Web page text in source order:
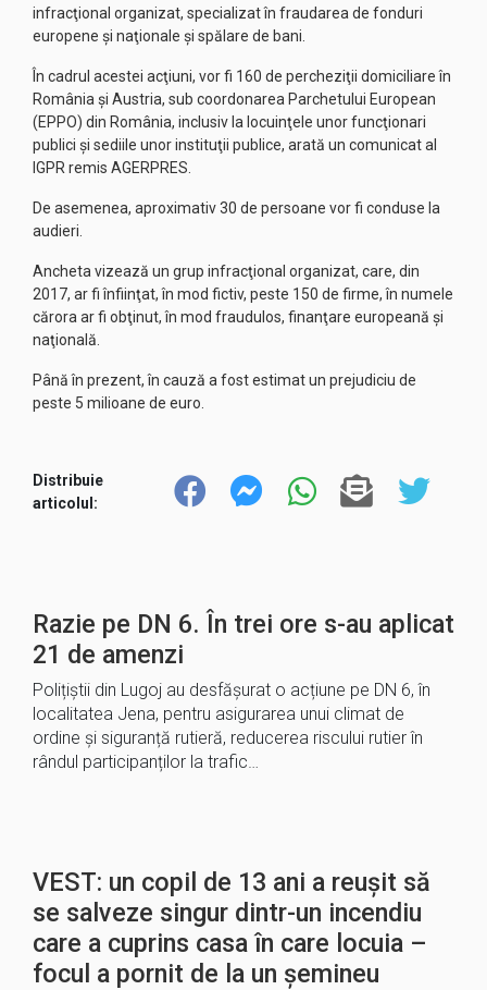
infracţional organizat, specializat în fraudarea de fonduri
europene şi naţionale şi spălare de bani.
În cadrul acestei acţiuni, vor fi 160 de percheziţii domiciliare în
România şi Austria, sub coordonarea Parchetului European
(EPPO) din România, inclusiv la locuinţele unor funcţionari
publici şi sediile unor instituţii publice, arată un comunicat al
IGPR remis AGERPRES.
De asemenea, aproximativ 30 de persoane vor fi conduse la
audieri.
Ancheta vizează un grup infracţional organizat, care, din
2017, ar fi înfiinţat, în mod fictiv, peste 150 de firme, în numele
cărora ar fi obţinut, în mod fraudulos, finanţare europeană şi
naţională.
Până în prezent, în cauză a fost estimat un prejudiciu de
peste 5 milioane de euro.
Distribuie
articolul:
Razie pe DN 6. În trei ore s-au aplicat
21 de amenzi
Polițiștii din Lugoj au desfășurat o acțiune pe DN 6, în
localitatea Jena, pentru asigurarea unui climat de
ordine și siguranță rutieră, reducerea riscului rutier în
rândul participanților la trafic…
VEST: un copil de 13 ani a reușit să
se salveze singur dintr-un incendiu
care a cuprins casa în care locuia –
focul a pornit de la un șemineu